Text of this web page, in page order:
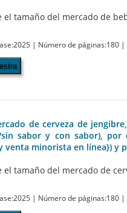
el tamaño del mercado de
| Número de páginas:180 |
de cerveza de
sabor y con sabor), por
venta minorista en línea}) y
el tamaño del mercado de
| Número de páginas:180 |